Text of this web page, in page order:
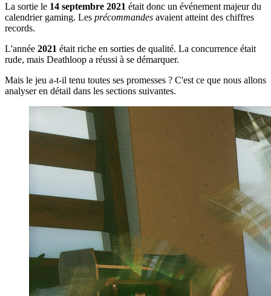
La sortie le 14 septembre 2021 était donc un événement majeur du
calendrier gaming. Les précommandes avaient atteint des chiffres
records.
L'année 2021 était riche en sorties de qualité. La concurrence était
rude, mais Deathloop a réussi à se démarquer.
Mais le jeu a-t-il tenu toutes ses promesses ? C'est ce que nous allons
analyser en détail dans les sections suivantes.